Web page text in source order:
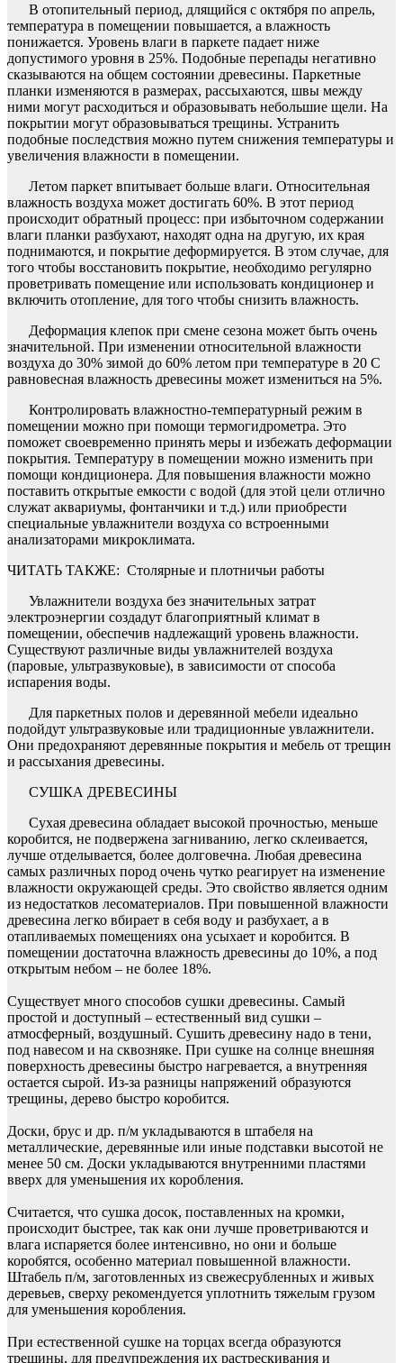
В отопительный период, длящийся с октября по апрель,
температура в помещении повышается, а влажность
понижается. Уровень влаги в паркете падает ниже
допустимого уровня в 25%. Подобные перепады негативно
сказываются на общем состоянии древесины. Паркетные
планки изменяются в размерах, рассыхаются, швы между
ними могут расходиться и образовывать небольшие щели. На
покрытии могут образовываться трещины. Устранить
подобные последствия можно путем снижения температуры и
увеличения влажности в помещении.
Летом паркет впитывает больше влаги. Относительная
влажность воздуха может достигать 60%. В этот период
происходит обратный процесс: при избыточном содержании
влаги планки разбухают, находят одна на другую, их края
поднимаются, и покрытие деформируется. В этом случае, для
того чтобы восстановить покрытие, необходимо регулярно
проветривать помещение или использовать кондиционер и
включить отопление, для того чтобы снизить влажность.
Деформация клепок при смене сезона может быть очень
значительной. При изменении относительной влажности
воздуха до 30% зимой до 60% летом при температуре в 20 С
равновесная влажность древесины может измениться на 5%.
Контролировать влажностно-температурный режим в
помещении можно при помощи термогидрометра. Это
поможет своевременно принять меры и избежать деформации
покрытия. Температуру в помещении можно изменить при
помощи кондиционера. Для повышения влажности можно
поставить открытые емкости с водой (для этой цели отлично
служат аквариумы, фонтанчики и т.д.) или приобрести
специальные увлажнители воздуха со встроенными
анализаторами микроклимата.
ЧИТАТЬ ТАКЖЕ: Столярные и плотничьи работы
Увлажнители воздуха без значительных затрат
электроэнергии создадут благоприятный климат в
помещении, обеспечив надлежащий уровень влажности.
Существуют различные виды увлажнителей воздуха
(паровые, ультразвуковые), в зависимости от способа
испарения воды.
Для паркетных полов и деревянной мебели идеально
подойдут ультразвуковые или традиционные увлажнители.
Они предохраняют деревянные покрытия и мебель от трещин
и рассыхания древесины.
СУШКА ДРЕВЕСИНЫ
Сухая древесина обладает высокой прочностью, меньше
коробится, не подвержена загниванию, легко склеивается,
лучше отделывается, более долговечна. Любая древесина
самых различных пород очень чутко реагирует на изменение
влажности окружающей среды. Это свойство является одним
из недостатков лесоматериалов. При повышенной влажности
древесина легко вбирает в себя воду и разбухает, а в
отапливаемых помещениях она усыхает и коробится. В
помещении достаточна влажность древесины до 10%, а под
открытым небом – не более 18%.
Существует много способов сушки древесины. Самый
простой и доступный – естественный вид сушки –
атмосферный, воздушный. Сушить древесину надо в тени,
под навесом и на сквозняке. При сушке на солнце внешняя
поверхность древесины быстро нагревается, а внутренняя
остается сырой. Из-за разницы напряжений образуются
трещины, дерево быстро коробится.
Доски, брус и др. п/м укладываются в штабеля на
металлические, деревянные или иные подставки высотой не
менее 50 см. Доски укладываются внутренними пластями
вверх для уменьшения их коробления.
Считается, что сушка досок, поставленных на кромки,
происходит быстрее, так как они лучше проветриваются и
влага испаряется более интенсивно, но они и больше
коробятся, особенно материал повышенной влажности.
Штабель п/м, заготовленных из свежесрубленных и живых
деревьев, сверху рекомендуется уплотнить тяжелым грузом
для уменьшения коробления.
При естественной сушке на торцах всегда образуются
трещины, для предупреждения их растрескивания и